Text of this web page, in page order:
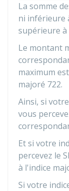
La somme
ni inférieure
supérieure
Le montant
maximum
majoré 722.
Ainsi, si
vous
Et si votre
percevez le
à l'indice
Si votre